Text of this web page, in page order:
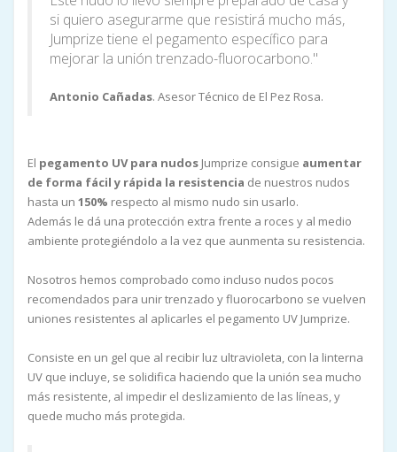
si quiero asegurarme que resistirá mucho más,
Jumprize tiene el pegamento específico para
mejorar la unión trenzado-fluorocarbono."
Antonio Cañadas. Asesor Técnico de El Pez Rosa.
El pegamento UV para nudos Jumprize consigue aumentar
de forma fácil y rápida la resistencia de nuestros nudos
hasta un 150% respecto al mismo nudo sin usarlo.
Además le dá una protección extra frente a roces y al medio
ambiente protegiéndolo a la vez que aunmenta su resistencia.
Nosotros hemos comprobado como incluso nudos pocos
recomendados para unir trenzado y fluorocarbono se vuelven
uniones resistentes al aplicarles el pegamento UV Jumprize.
Consiste en un gel que al recibir luz ultravioleta, con la linterna
UV que incluye, se solidifica haciendo que la unión sea mucho
más resistente, al impedir el deslizamiento de las líneas, y
quede mucho más protegida.